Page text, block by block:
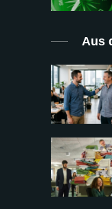
Aus